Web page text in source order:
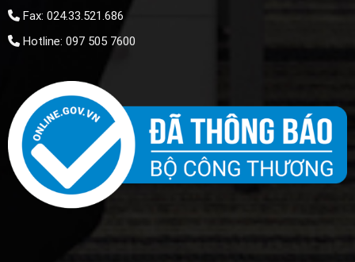
Fax: 024.33.521.686
Hotline: 097 505 7600